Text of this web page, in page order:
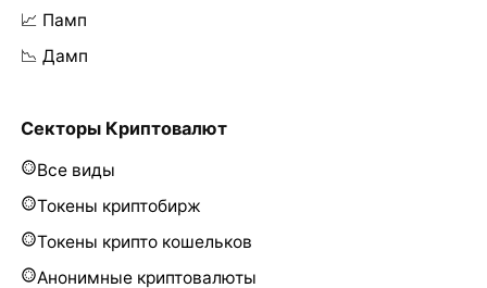
📈 Памп
📉 Дамп
Секторы Криптовалют
Все виды
Токены криптобирж
Токены крипто кошельков
Анонимные криптовалюты